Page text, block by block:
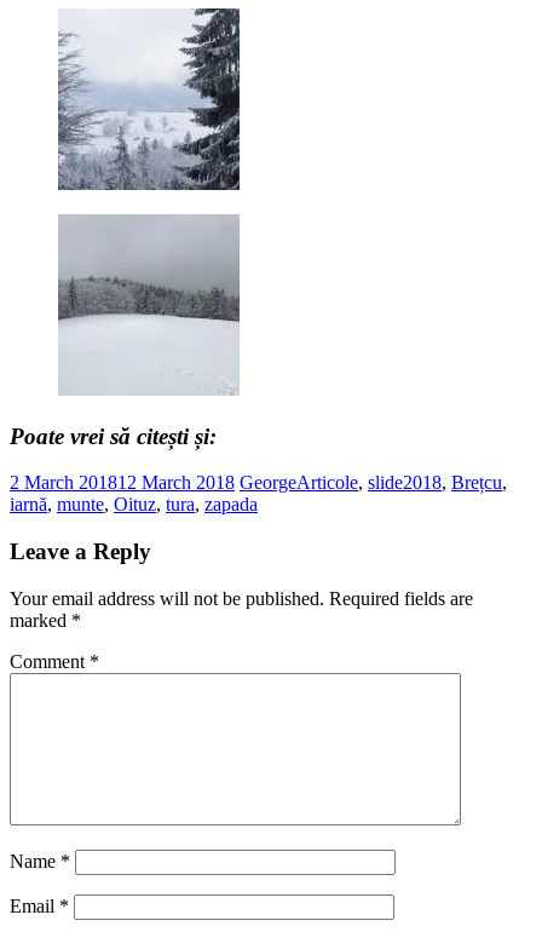
Poate vrei să citești și:
2 March 201812 March 2018 GeorgeArticole, slide2018, Brețcu,
iarnă, munte, Oituz, tura, zapada
Leave a Reply
Your email address will not be published. Required fields are
marked *
Comment *
Name *
Email *